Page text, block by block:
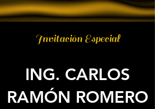
Invitación Especial
ING. CARLOS
RAMÓN ROMERO